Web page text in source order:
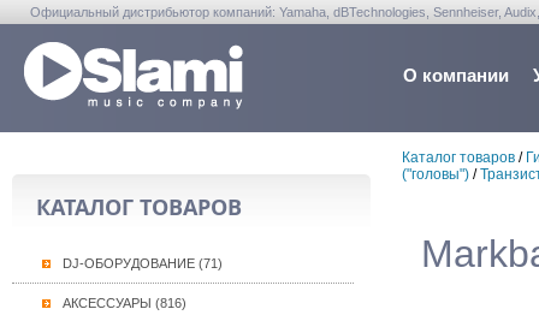
Официальный дистрибьютор компаний: Yamaha, dBTechnologies, Sennheiser,
О компании
КАТАЛОГ ТОВАРОВ
DJ-ОБОРУДОВАНИЕ (71)
АКСЕССУАРЫ (816)
Каталог товаров/
("головы")/